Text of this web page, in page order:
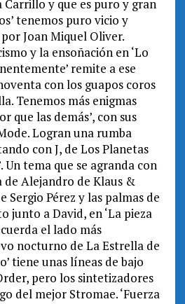
y que es puro y gran
tenemos puro vicio y
Joan Miquel Oliver.
y la ensoñación en ‘Lo
remite a ese
con los guapos coros
Tenemos más enigmas
que las demás’, con sus
Logran una rumba
con J, de Los Planetas
Un tema que se agranda con
Alejandro de Klaus &
Sergio Pérez y las palmas de
junto a David, en ‘La pieza
el lado más
nocturno de La Estrella de
tiene unas líneas de bajo
pero los sintetizadores
del mejor Stromae. ‘Fuerza